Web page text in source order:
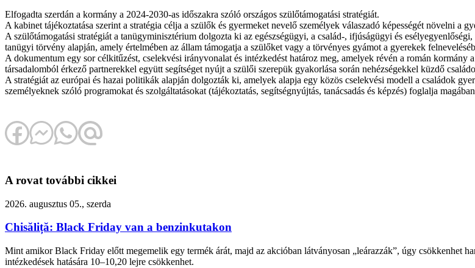
Elfogadta szerdán a kormány a 2024-2030-as időszakra szóló országos szülőtámogatási stratégiát.
A kabinet tájékoztatása szerint a stratégia célja a szülők és gyermeket nevelő személyek válaszadó képességét növelni a
A szülőtámogatási stratégiát a tanügyminisztérium dolgozta ki az egészségügyi, a család-, ifjúságügyi és
tanügyi törvény alapján, amely értelmében az állam támogatja a szülőket vagy a törvényes gyámot a gyerekek
A dokumentum egy sor célkitűzést, cselekvési irányvonalat és intézkedést határoz meg, amelyek révén a román
társadalomból érkező partnerekkel együtt segítséget nyújt a szülői szerepük gyakorlása során nehézségekkel küzdő
A stratégiát az európai és hazai politikák alapján dolgozták ki, amelyek alapja egy közös cselekvési modell a családok
személyeknek szóló programokat és szolgáltatásokat (tájékoztatás, segítségnyújtás, tanácsadás és képzés) foglalja
A rovat további cikkei
2026. augusztus 05., szerda
Chisăliță: Black Friday van a benzinkutakon
Mint amikor Black Friday előtt megemelik egy termék árát, majd az akcióban látványosan „leárazzák”, úgy csökkenhet
intézkedések hatására 10–10,20 lejre csökkenhet.